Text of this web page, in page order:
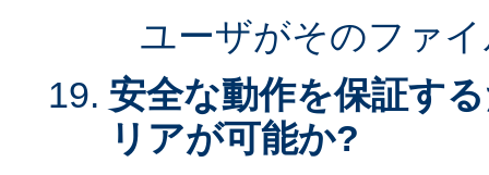
ユーザがそのファ
安全な動作を保証す
リアが可能か?